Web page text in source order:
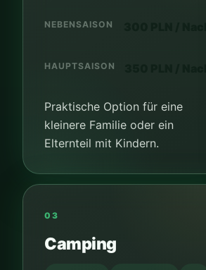
NEBENSAISON
HAUPTSAISON
Praktische Option für eine
kleinere Familie oder ein
Elternteil mit Kindern.
03
Camping